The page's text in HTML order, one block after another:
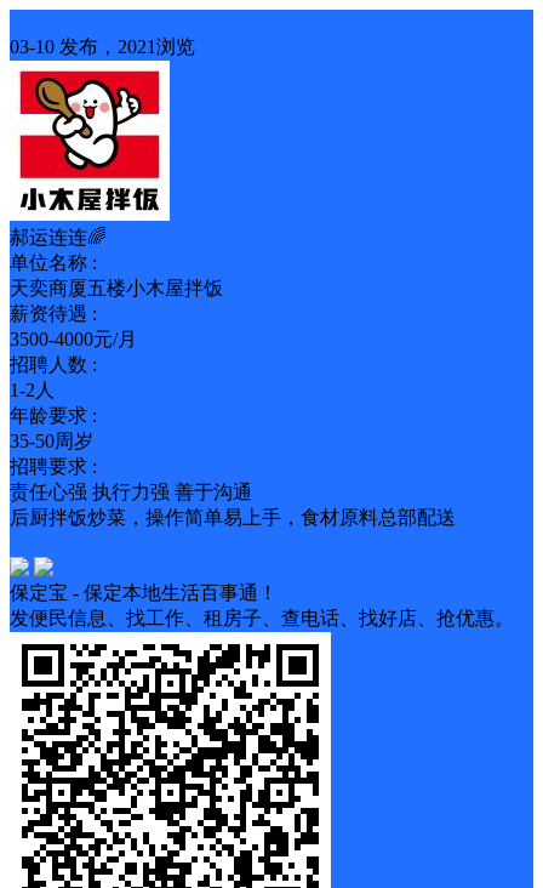
03-10 发布，2021浏览
郝运连连🌈
单位名称 :
天奕商厦五楼小木屋拌饭
薪资待遇 :
3500-4000元/月
招聘人数 :
1-2人
年龄要求 :
35-50周岁
招聘要求 :
责任心强 执行力强 善于沟通
后厨拌饭炒菜，操作简单易上手，食材原料总部配送
保定宝 - 保定本地生活百事通！
发便民信息、找工作、租房子、查电话、找好店、抢优惠。